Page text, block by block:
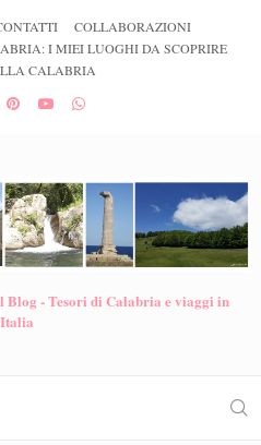
COLLABORAZIONI
I MIEI LUOGHI DA SCOPRIRE
CALABRIA
Blog - Tesori di Calabria e viaggi in
Italia